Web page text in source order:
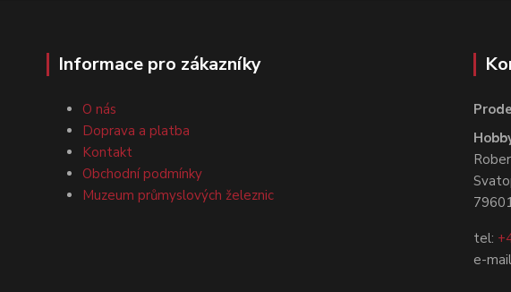
Informace pro zákazníky
O nás
Doprava a platba
Kontakt
Obchodní podmínky
Muzeum průmyslových železnic
tel:
e-